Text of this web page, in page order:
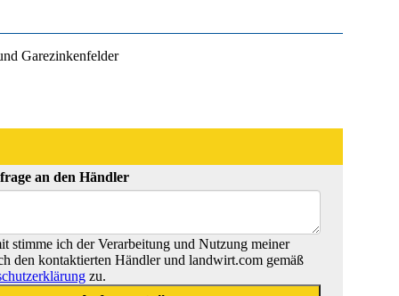
Garezinkenfelder
an den Händler
stimme ich der Verarbeitung und Nutzung meiner
den kontaktierten Händler und landwirt.com gemäß
zu.